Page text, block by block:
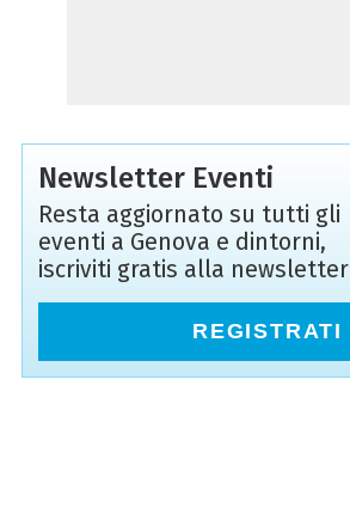
Newsletter Eventi
Resta aggiornato su tutti gli
eventi a Genova e dintorni,
iscriviti gratis alla newsletter
REGISTRATI